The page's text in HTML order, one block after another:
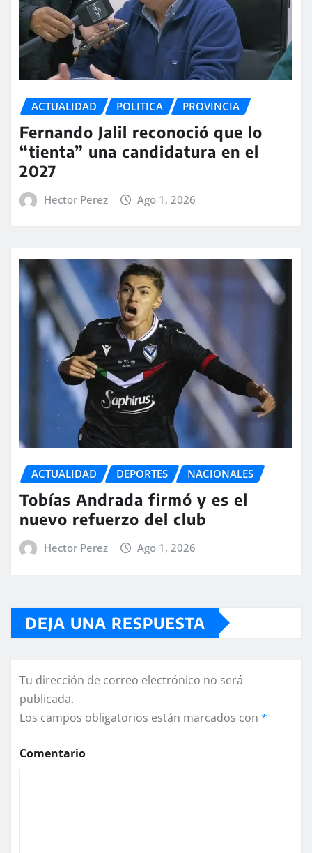
ACTUALIDAD POLITICA PROVINCIA
Fernando Jalil reconoció que lo
“tienta” una candidatura en el
2027
Hector Perez Ago 1, 2026
ACTUALIDAD DEPORTES NACIONALES
Tobías Andrada firmó y es el
nuevo refuerzo del club
Hector Perez Ago 1, 2026
DEJA UNA RESPUESTA
Tu dirección de correo electrónico no será
publicada.
Los campos obligatorios están marcados con *
Comentario